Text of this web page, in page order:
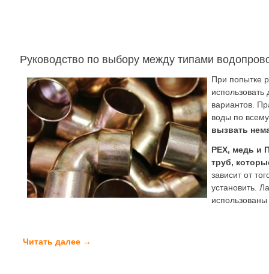
Руководство по выбору между типами
При попытке
использовать
вариантов.
воды по
вызвать
PEX, медь и
труб,
зависит от
установить.
Читать далее →